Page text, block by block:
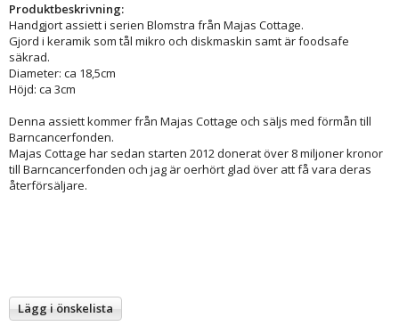
Produktbeskrivning:
Handgjort assiett i serien Blomstra från Majas Cottage.
Gjord i keramik som tål mikro och diskmaskin samt är foodsafe
säkrad.
Diameter: ca 18,5cm
Höjd: ca 3cm
Denna assiett kommer från Majas Cottage och säljs med förmån till
Barncancerfonden.
Majas Cottage har sedan starten 2012 donerat över 8 miljoner kronor
till Barncancerfonden och jag är oerhört glad över att få vara deras
återförsäljare.
Lägg i önskelista